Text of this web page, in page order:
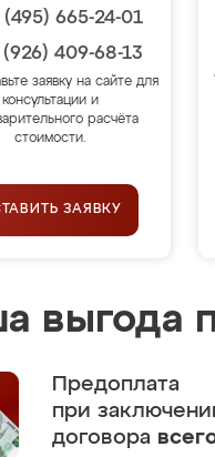
665-24-01
409-68-13
заявку на сайте для
консультации и
расчёта
стоимости.
ЗАЯВКУ
выгода
Предоплата
при
договора